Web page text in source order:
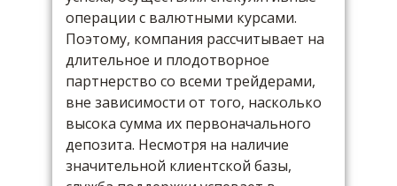
операции с валютными курсами.
Поэтому, компания рассчитывает на
длительное и плодотворное
партнерство со всеми трейдерами,
вне зависимости от того, насколько
высока сумма их первоначального
депозита. Несмотря на наличие
значительной клиентской базы,